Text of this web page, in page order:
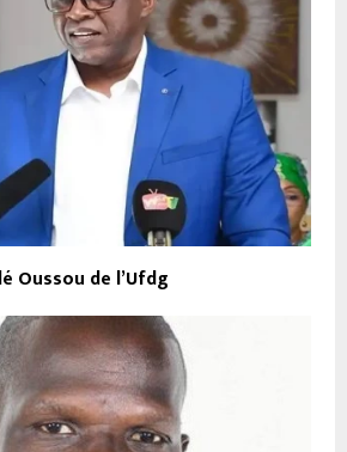
Oussou de l’Ufdg